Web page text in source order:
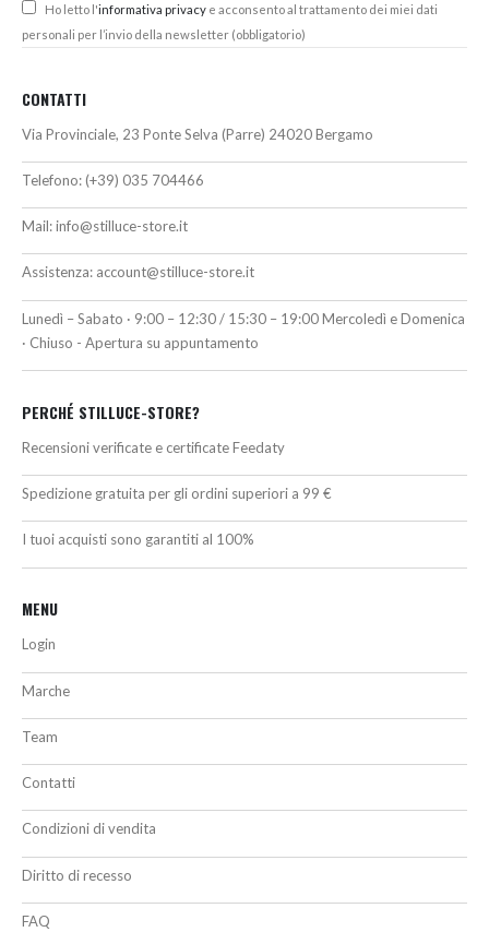
Ho letto l'informativa privacy e acconsento al trattamento dei miei dati
personali per l’invio della newsletter (obbligatorio)
CONTATTI
Via Provinciale, 23 Ponte Selva (Parre) 24020 Bergamo
Telefono: (+39) 035 704466
Mail:info@stilluce-store.it
Assistenza: account@stilluce-store.it
Lunedì – Sabato · 9:00 – 12:30 / 15:30 – 19:00 Mercoledì e Domenica
· Chiuso - Apertura su appuntamento
PERCHÉ STILLUCE-STORE?
Recensioni verificate e certificate Feedaty
Spedizione gratuita per gli ordini superiori a 99 €
I tuoi acquisti sono garantiti al 100%
MENU
Login
Marche
Team
Contatti
Condizioni di vendita
Diritto di recesso
FAQ